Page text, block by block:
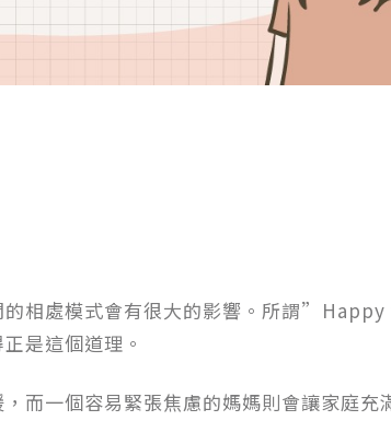
的相處模式會有很大的影響。所謂
這個道理。
而一個容易緊張焦慮的媽媽則會讓家庭充